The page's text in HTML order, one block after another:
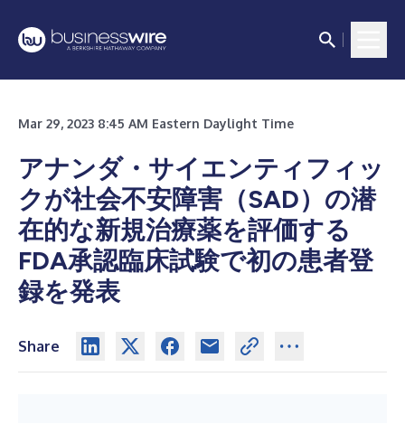
Mar 29, 2023 8:45 AM Eastern Daylight Time
アナンダ・サイエンティフィッ
クが社会不安障害（SAD）の潜
在的な新規治療薬を評価する
FDA承認臨床試験で初の患者登
録を発表
Share